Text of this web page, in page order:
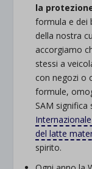
la
formula e dei
della nostra
accorgiamo
stessi a
con negozi o
formule,
SAM
del latte
spirito.